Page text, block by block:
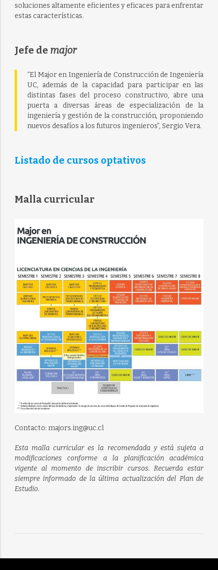
soluciones altamente eficientes y eficaces para enfrentar
estas características.
Jefe de major
“El Major en Ingeniería de Construcción de Ingeniería
UC, además de la capacidad para participar en las
distintas fases del proceso constructivo, abre una
puerta a diversas áreas de especialización de la
ingeniería y gestión de la construcción, proponiendo
nuevos desafíos a los futuros ingenieros”, Sergio Vera.
Listado de cursos optativos
Malla curricular
Contacto: majors.ing@uc.cl
Esta malla curricular es la recomendada y está sujeta a
modificaciones conforme a la planificación académica
vigente al momento de inscribir cursos. Recuerda estar
siempre informado de la última actualización del Plan de
Estudio.